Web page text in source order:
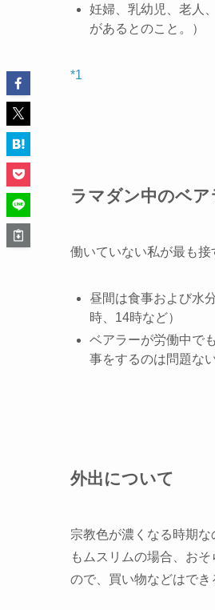
妊婦、乳幼児、老人
があるとのこと。）
*1
ラマダン中のベ
働いていない私が最も接
昼間は食事および水
時、14時など）
ベアラーが労働中で
事をするのは問題な
外出について
宗教色が濃くなる時期
もムスリムの場合、お
ので、買い物などはでき